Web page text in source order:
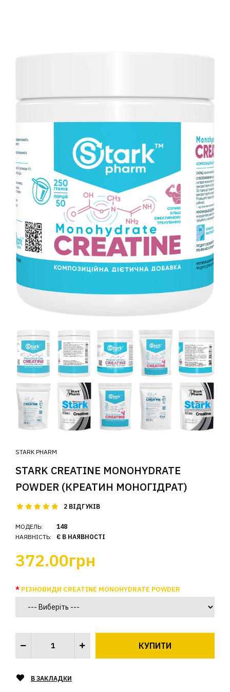
STARK PHARM
STARK CREATINE MONOHYDRATE
POWDER (КРЕАТИН МОНОГІДРАТ)
2 ВІДГУКІВ
МОДЕЛЬ:
НАЯВНІСТЬ:
148
Є В НАЯВНОСТІ
372.00грн
РІЗНОВИДИ CREATINE MONOHYDRATE POWDER
В ЗАКЛАДКИ